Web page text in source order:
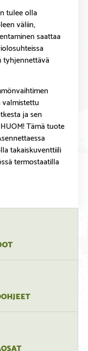
tulee olla
väliin,
saattaa
tyhjennettävä
ja sen
Tämä tuote
takaiskuventtiili
termostaatilla